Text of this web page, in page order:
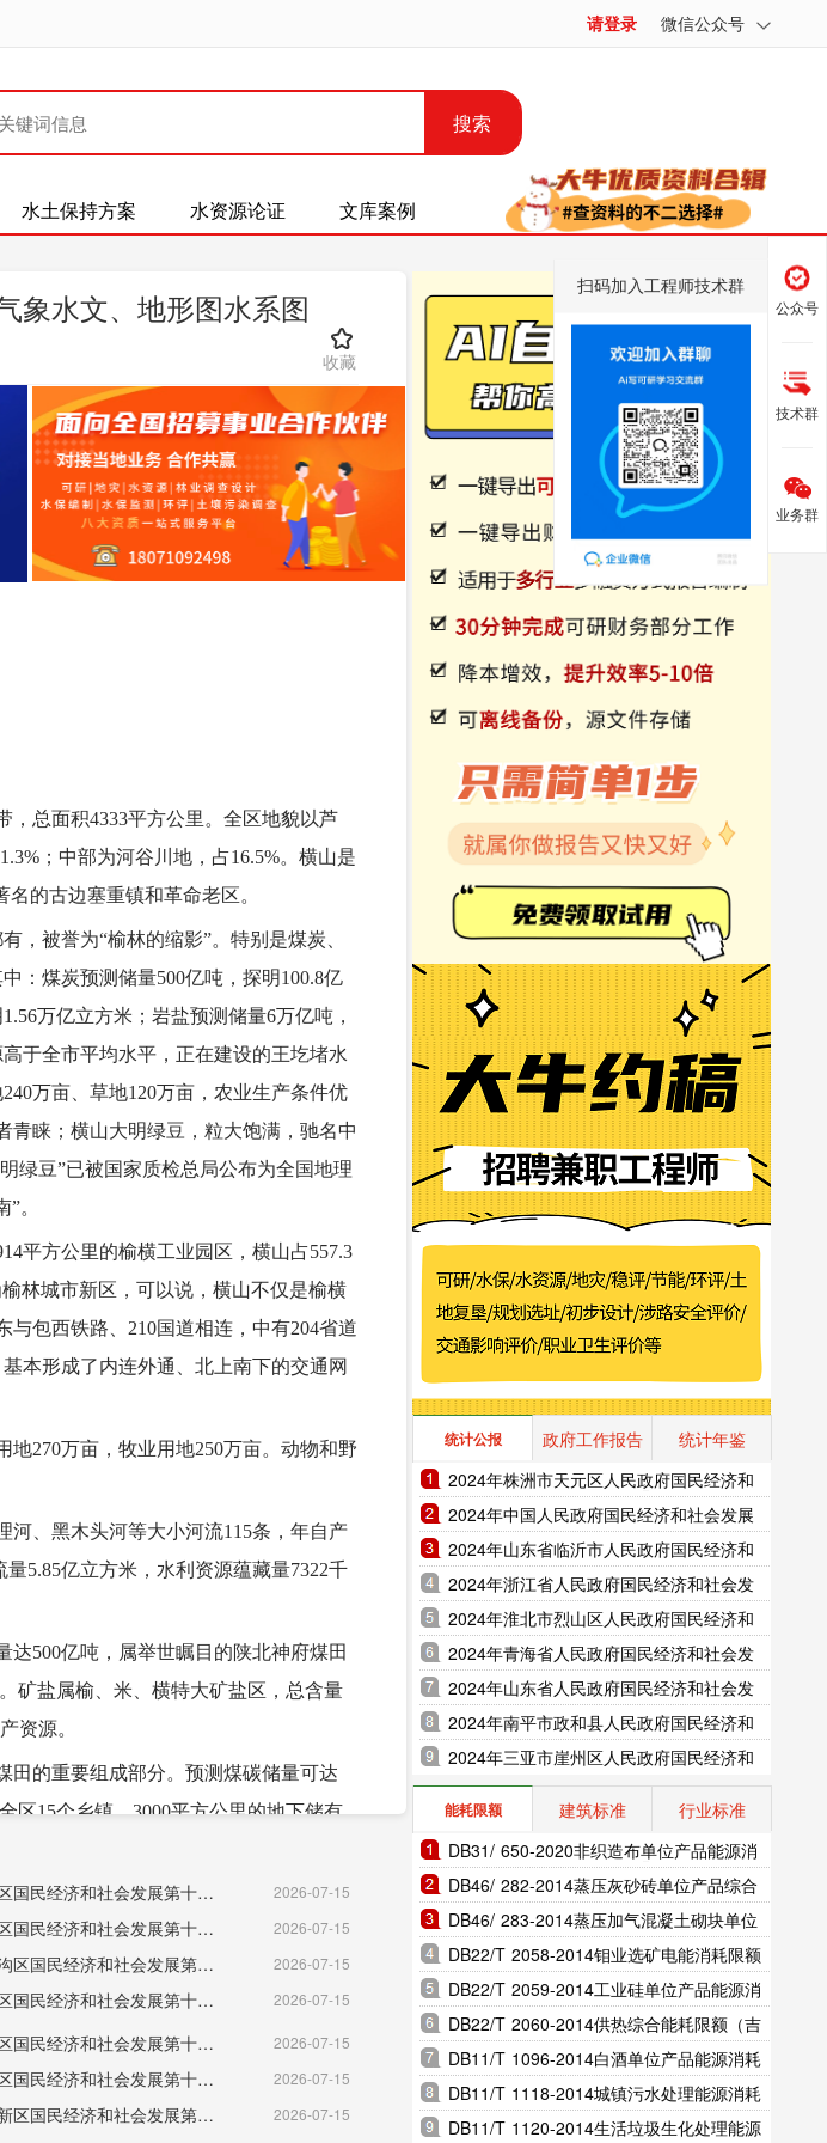
请登录 微信公众号
搜索
水土保持方案 水资源论证 文库案例
象水文、地形图水系图
收藏
总面积4333平方公里。全区地貌以芦
；中部为河谷川地，占16.5%。横山是
的古边塞重镇和革命老区。
，被誉为“榆林的缩影”。特别是煤炭、
：煤炭预测储量500亿吨，探明100.8亿
万亿立方米；岩盐预测储量6万亿吨，
于全市平均水平，正在建设的王圪堵水
万亩、草地120万亩，农业生产条件优
青睐；横山大明绿豆，粒大饱满，驰名中
绿豆”已被国家质检总局公布为全国地理
。
平方公里的榆横工业园区，横山占557.3
林城市新区，可以说，横山不仅是榆横
包西铁路、210国道相连，中有204省道
本形成了内连外通、北上南下的交通网
地270万亩，牧业用地250万亩。动物和野
、黑木头河等大小河流115条，年自产
5.85亿立方米，水利资源蕴藏量7322千
500亿吨，属举世瞩目的陕北神府煤田
矿盐属榆、米、横特大矿盐区，总含量
资源。
田的重要组成部分。预测煤碳储量可达
区15个乡镇、3000平方公里的地下储有
（含硫量0.4％—0.8％），中高发热
面积天然气，预测远景储量为1.56亿立
探明的陆上最大的整装气田，已跻身于
含硫量低等特点，主要成分为干气，甲
储量13000亿—18000亿吨，占全国盐矿
殿市、韩岔、波罗、党岔、王有地、魏
（天津市）河北区国民经济和社会发展第十五个五年规划纲要 2026-07-15
（北京市）密云区国民经济和社会发展第十五个五年规划纲要 2026-07-15
（北京市）门头沟区国民经济和社会发展第十五个五年规划纲要 2026-07-15
（北京市）房山区国民经济和社会发展第十五个五年规划纲要 2026-07-15
（北京市）东城区国民经济和社会发展第十五个五年规划纲要 2026-07-15
（北京市）大兴区国民经济和社会发展第十五个五年规划纲要 2026-07-15
（天津市）滨海新区国民经济和社会发展第十五个五年规划纲要 2026-07-15
统计公报 政府工作报告
统计年鉴
2024年株洲市天元区人民政府国民经济和
社会发展统计公报（2025年更新）
2024年中国人民政府国民经济和社会发展
统计公报（2025年更新）
2024年山东省临沂市人民政府国民经济和
社会发展统计公报（2025年更新）
2024年浙江省人民政府国民经济和社会发
展统计公报（2025年更新）
2024年淮北市烈山区人民政府国民经济和
社会发展统计公报（2025年更新）
2024年青海省人民政府国民经济和社会发
展统计公报（2025年更新）
2024年山东省人民政府国民经济和社会发
展统计公报（2025年更新）
2024年南平市政和县人民政府国民经济和
社会发展统计公报（2025年更新）
2024年三亚市崖州区人民政府国民经济和
社会发展统计公报（2025年更新）
能耗限额 建筑标准
行业标准
DB31/ 650-2020非织造布单位产品能源消
耗限额（上海市地方标准）
DB46/ 282-2014蒸压灰砂砖单位产品综合
能耗和电耗限额（海南省地方标准）
DB46/ 283-2014蒸压加气混凝土砌块单位
产品综合能耗和电耗限额（海南省地方标
准）
DB22/T 2058-2014钼业选矿电能消耗限额
（吉林省地方标准）
DB22/T 2059-2014工业硅单位产品能源消
耗限额（吉林省地方标准）
DB22/T 2060-2014供热综合能耗限额（吉
林省地方标准）
DB11/T 1096-2014白酒单位产品能源消耗
限额（北京市地方标准）
DB11/T 1118-2014城镇污水处理能源消耗
限额（北京市地方标准）
DB11/T 1120-2014生活垃圾生化处理能源
公众号
技术群
扫码加入工程师技术群
业务群